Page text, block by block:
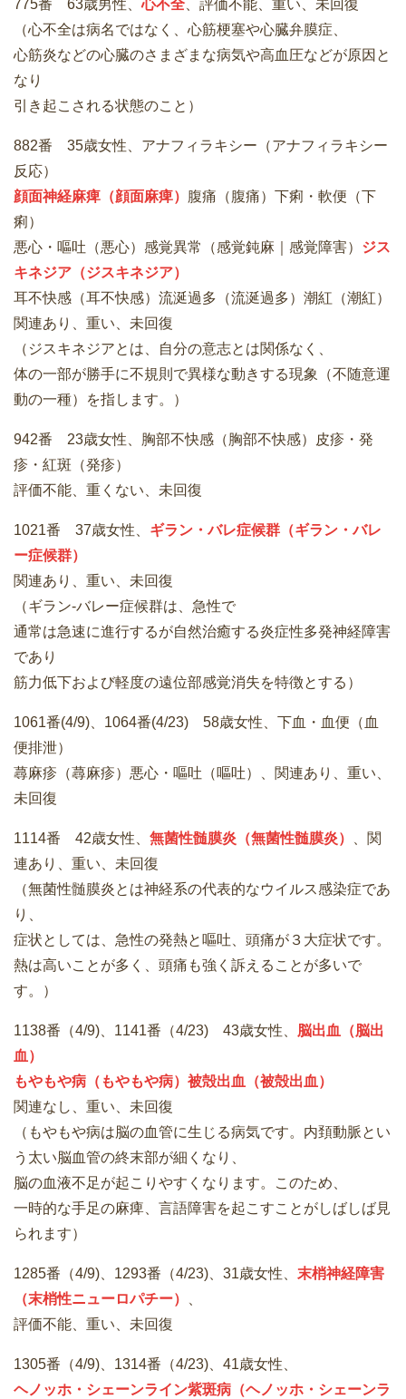
775番 63歳男性、心不全 、評価不能、重い、未回復
（心不全は病名ではなく、心筋梗塞や心臓弁膜症、
心筋炎などの心臓のさまざまな病気や高血圧などが原因と
なり
引き起こされる状態のこと）
882番 35歳女性、アナフィラキシー（アナフィラキシー
反応）
顔面神経麻痺（顔面麻痺） 腹痛（腹痛）下痢・軟便（下
痢）
悪心・嘔吐（悪心）感覚異常（感覚鈍麻｜感覚障害） ジス
キネジア（ジスキネジア）
耳不快感（耳不快感）流涎過多（流涎過多）潮紅（潮紅）
関連あり、重い、未回復
（ジスキネジアとは、自分の意志とは関係なく、
体の一部が勝手に不規則で異様な動きする現象（不随意運
動の一種）を指します。）
942番 23歳女性、胸部不快感（胸部不快感）皮疹・発
疹・紅斑（発疹）
評価不能、重くない、未回復
1021番 37歳女性、 ギラン・バレ症候群（ギラン・バレ
ー症候群）
関連あり、重い、未回復
（ギラン-バレー症候群は、急性で
通常は急速に進行するが自然治癒する炎症性多発神経障害
であり
筋力低下および軽度の遠位部感覚消失を特徴とする）
1061番(4/9)、1064番(4/23) 58歳女性、下血・血便（血
便排泄）
蕁麻疹（蕁麻疹）悪心・嘔吐（嘔吐）、関連あり、重い、
未回復
1114番 42歳女性、 無菌性髄膜炎（無菌性髄膜炎）
、関
連あり、重い、未回復
（無菌性髄膜炎とは神経系の代表的なウイルス感染症であ
り、
症状としては、急性の発熱と嘔吐、頭痛が３大症状です。
熱は高いことが多く、頭痛も強く訴えることが多いで
す。）
1138番（4/9)、1141番（4/23) 43歳女性、 脳出血（脳出
血）
もやもや病（もやもや病）被殻出血（被殻出血）
関連なし、重い、未回復
（もやもや病は脳の血管に生じる病気です。内頚動脈とい
う太い脳血管の終末部が細くなり、
脳の血液不足が起こりやすくなります。このため、
一時的な手足の麻痺、言語障害を起こすことがしばしば見
られます）
1285番（4/9)、1293番（4/23)、31歳女性、 末梢神経障害
（末梢性ニューロパチー）
評価不能、重い、未回復
1305番（4/9)、1314番（4/23)、41歳女性、
ヘノッホ・シェーンライン紫斑病（ヘノッホ・シェーンラ